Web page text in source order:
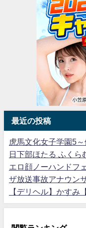
最近の投稿
虎馬文化女子学園5
日下部ほたる ふくら
エロ顔ノーハンドフ
ザ放送事故アナウン
【デリヘル】かすみ